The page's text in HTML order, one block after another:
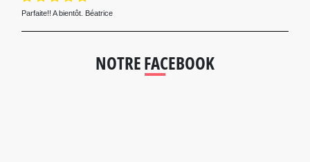
Parfaite!! A bientôt. Béatrice
NOTRE FACEBOOK